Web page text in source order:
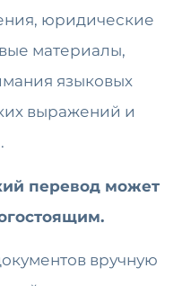
юридические
материалы,
языковых
выражений и
перевод может
вручную